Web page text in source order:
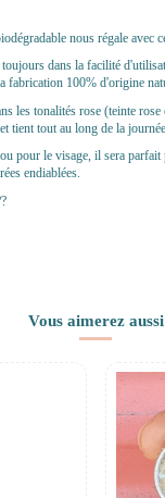
nous régale avec
dans la facilité
fabrication 100% d'origine
les tonalités rose (teinte
tient tout au long de la
pour le visage, il sera
endiablées.
Vous aimerez aussi